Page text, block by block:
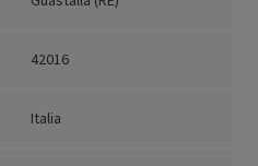
42016
Italia